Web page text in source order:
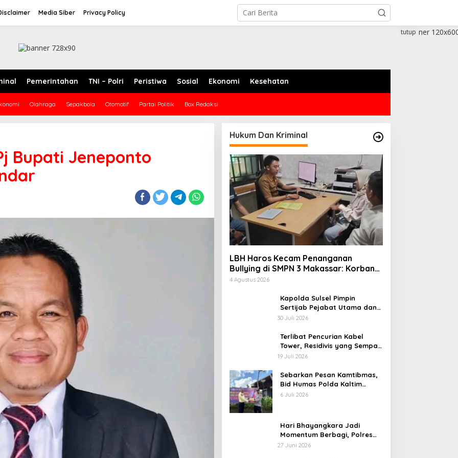
Media Siber Privacy Policy
Pemerintahan TNI – Polri Peristiwa Sosial Ekonomi Kesehatan
Olahraga Sepakbola Otomotif Partai Politik Box Redaksi
tutup
Bupati Jeneponto
Hukum Dan Kriminal
LBH Haros Kecam Penanganan
Bullying di SMPN 3 Makassar: Korban
Justru Dipaksa Pindah
4 Agustus 2026
Kapolda Sulsel Pimpin
Sertijab Pejabat Utama dan
Kapolres Jajaran Serta
Kapolresta Gowa
30 Juli 2026
Terlibat Pencurian Kabel
Tower, Residivis yang Sempat
Kabur Berhasil Ditangkap Tim
19 Juli 2026
Sebarkan Pesan Kamtibmas,
Bid Humas Polda Kaltim
Intensifkan Pemasangan
6 Juli 2026
Hari Bhayangkara Jadi
Momentum Berbagi, Polres
Gowa Datangi Warga yang
27 Juni 2026